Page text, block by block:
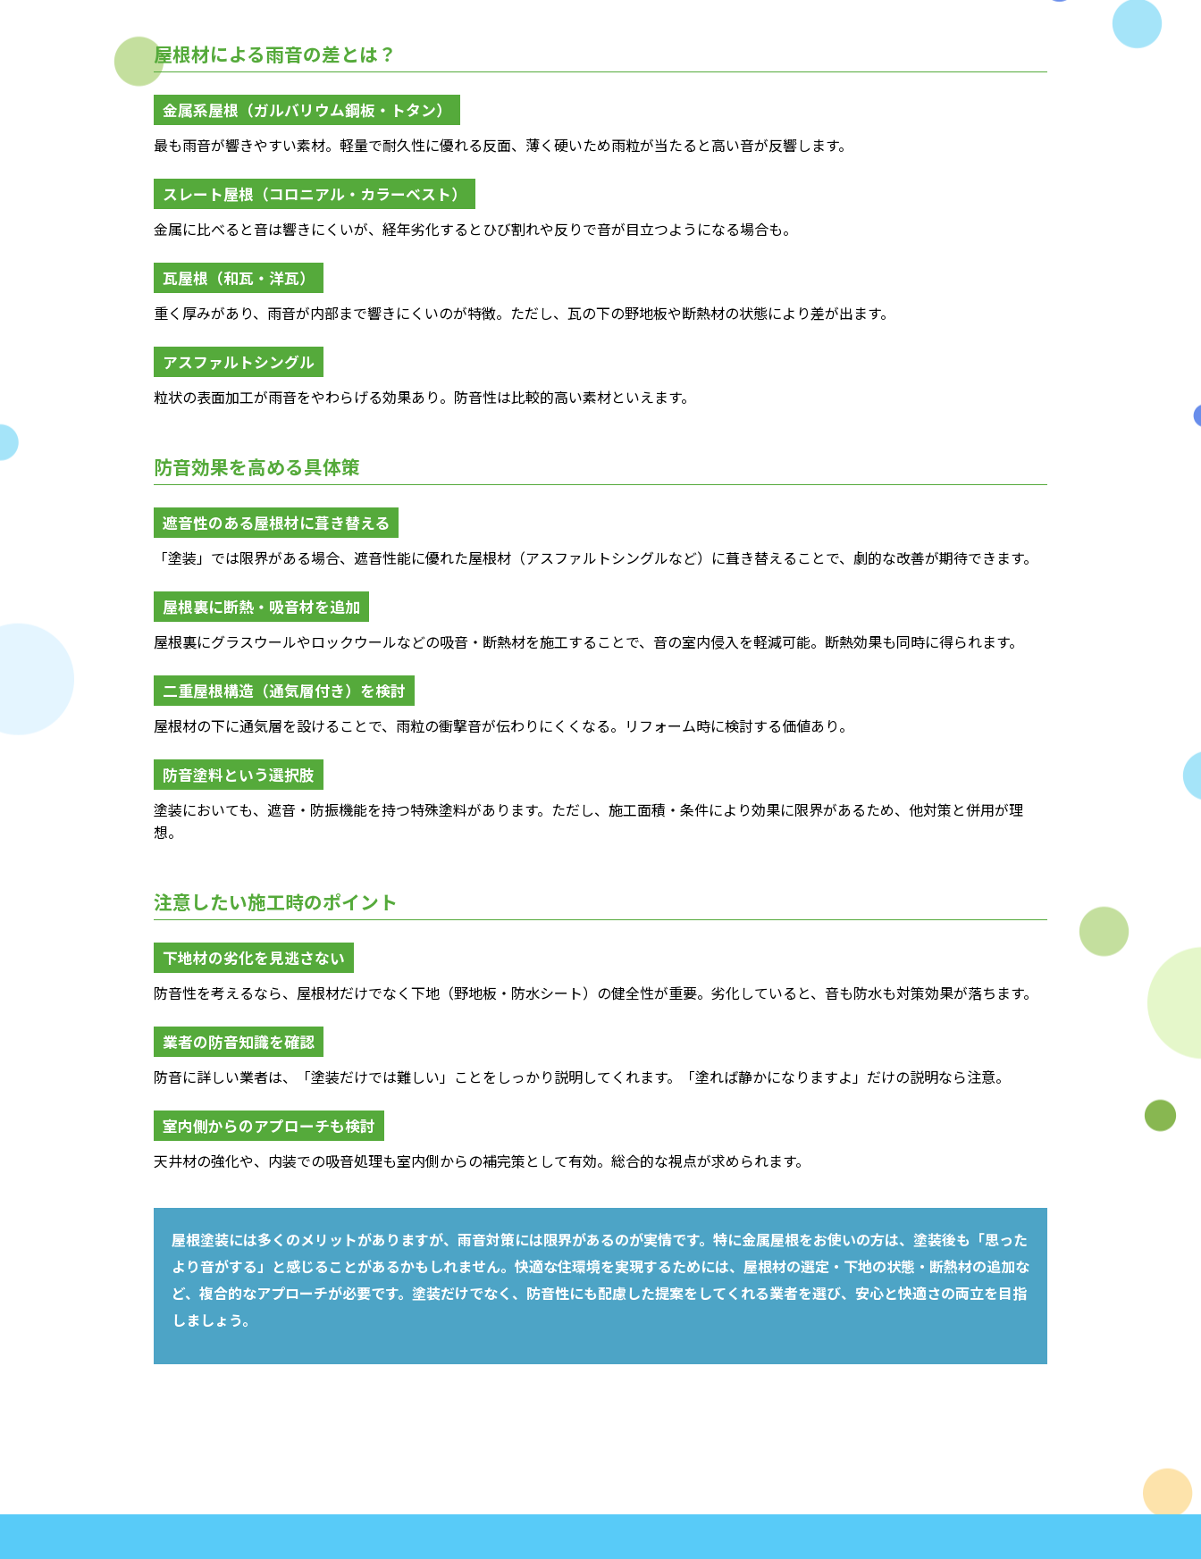
屋根材による雨音の差とは？
金属系屋根（ガルバリウム鋼板・トタン）
最も雨音が響きやすい素材。軽量で耐久性に優れる反面、薄く硬いため雨粒が当たると高い音が反響します。
スレート屋根（コロニアル・カラーベスト）
金属に比べると音は響きにくいが、経年劣化するとひび割れや反りで音が目立つようになる場合も。
瓦屋根（和瓦・洋瓦）
重く厚みがあり、雨音が内部まで響きにくいのが特徴。ただし、瓦の下の野地板や断熱材の状態により差が出ます。
アスファルトシングル
粒状の表面加工が雨音をやわらげる効果あり。防音性は比較的高い素材といえます。
防音効果を高める具体策
遮音性のある屋根材に葺き替える
「塗装」では限界がある場合、遮音性能に優れた屋根材（アスファルトシングルなど）に葺き替えることで、劇的な改善が期待できます。
屋根裏に断熱・吸音材を追加
屋根裏にグラスウールやロックウールなどの吸音・断熱材を施工することで、音の室内侵入を軽減可能。断熱効果も同時に得られます。
二重屋根構造（通気層付き）を検討
屋根材の下に通気層を設けることで、雨粒の衝撃音が伝わりにくくなる。リフォーム時に検討する価値あり。
防音塗料という選択肢
塗装においても、遮音・防振機能を持つ特殊塗料があります。ただし、施工面積・条件により効果に限界があるため、他対策と併用が理
想。
注意したい施工時のポイント
下地材の劣化を見逃さない
防音性を考えるなら、屋根材だけでなく下地（野地板・防水シート）の健全性が重要。劣化していると、音も防水も対策効果が落ちます。
業者の防音知識を確認
防音に詳しい業者は、「塗装だけでは難しい」ことをしっかり説明してくれます。「塗れば静かになりますよ」だけの説明なら注意。
室内側からのアプローチも検討
天井材の強化や、内装での吸音処理も室内側からの補完策として有効。総合的な視点が求められます。
屋根塗装には多くのメリットがありますが、雨音対策には限界があるのが実情です。特に金属屋根をお使いの方は、塗装後も「思った
より音がする」と感じることがあるかもしれません。快適な住環境を実現するためには、屋根材の選定・下地の状態・断熱材の追加な
ど、複合的なアプローチが必要です。塗装だけでなく、防音性にも配慮した提案をしてくれる業者を選び、安心と快適さの両立を目指
しましょう。